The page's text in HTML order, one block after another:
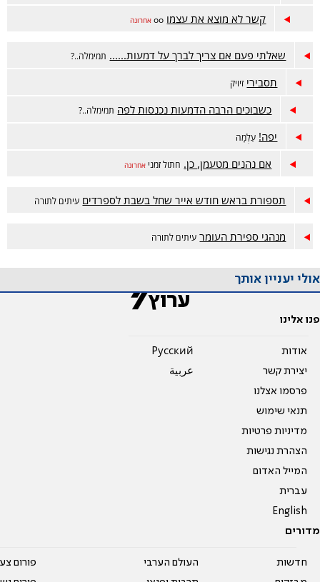
קשר לא מוצא את עצמו oo אחרונה
שאלתי פעם אם צריך לברך על דמעות...... תמימלה..?
תסבירי זיויק
כשבוכים הרבה הדמעות נכנסות לפה תמימלה..?
יפה! עַלְמָה
אם נהנים מטעמן, כן. חתול זמני אחרונה
תספורת בראש חודש אייר שחל בשבת לספרדים עיתים לתורה
מנהגי ספירת העומר עיתים לתורה
אולי יעניין אותך
פנו אלינו
אודות
יצירת קשר
פרסמו אצלנו
תנאי שימוש
מדיניות פרטיות
הצהרת נגישות
המייל האדום
עברית
English
Pусский
عربية
מדורים
חדשות
העולם הערבי
פורום